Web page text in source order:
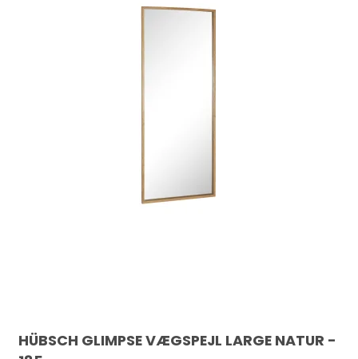
HÜBSCH GLIMPSE VÆGSPEJL LARGE NATUR -